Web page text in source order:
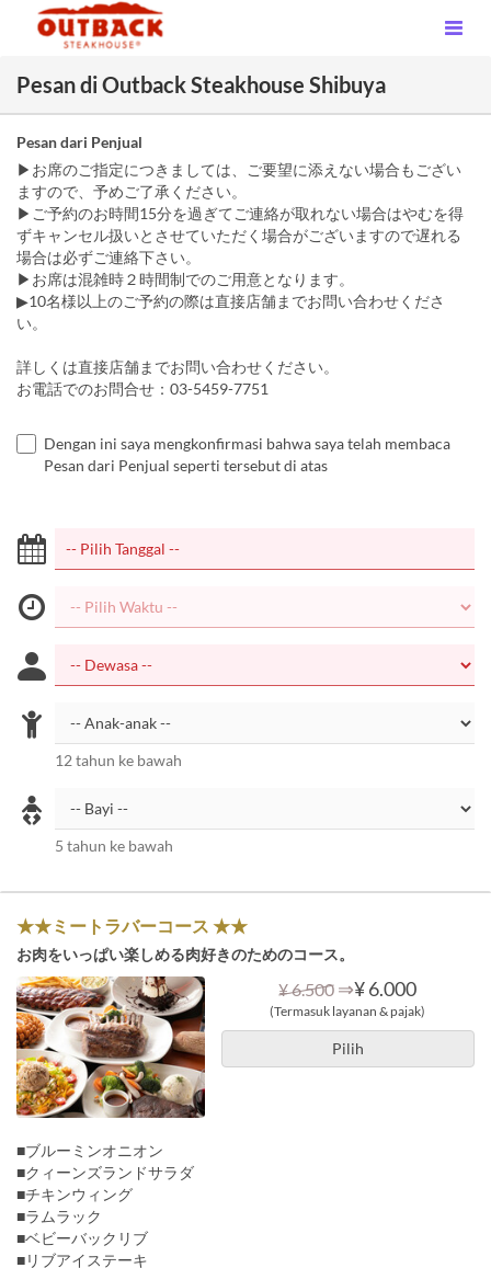
Pesan di Outback Steakhouse Shibuya
Pesan dari Penjual
▶お席のご指定につきましては、ご要望に添えない場合もござい
ますので、予めご了承ください。
▶ご予約のお時間15分を過ぎてご連絡が取れない場合はやむを得
ずキャンセル扱いとさせていただく場合がございますので遅れる
場合は必ずご連絡下さい。
▶お席は混雑時２時間制でのご用意となります。
▶10名様以上のご予約の際は直接店舗までお問い合わせくださ
い。
詳しくは直接店舗までお問い合わせください。
お電話でのお問合せ：03-5459-7751
Dengan ini saya mengkonfirmasi bahwa saya telah membaca
Pesan dari Penjual seperti tersebut di atas
12 tahun ke bawah
5 tahun ke bawah
★★ミートラバーコース ★★
お肉をいっぱい楽しめる肉好きのためのコース。
¥ 6.500 ⇒¥ 6.000
(Termasuk layanan & pajak)
Pilih
■ブルーミンオニオン
■クィーンズランドサラダ
■チキンウィング
■ラムラック
■ベビーバックリブ
■リブアイステーキ